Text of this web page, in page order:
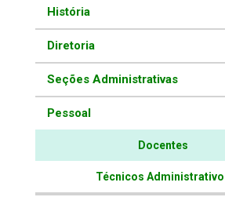
História
Diretoria
Seções Administrativas
Pessoal
Docentes
Técnicos